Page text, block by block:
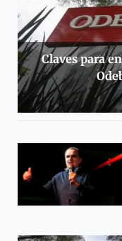
Claves para